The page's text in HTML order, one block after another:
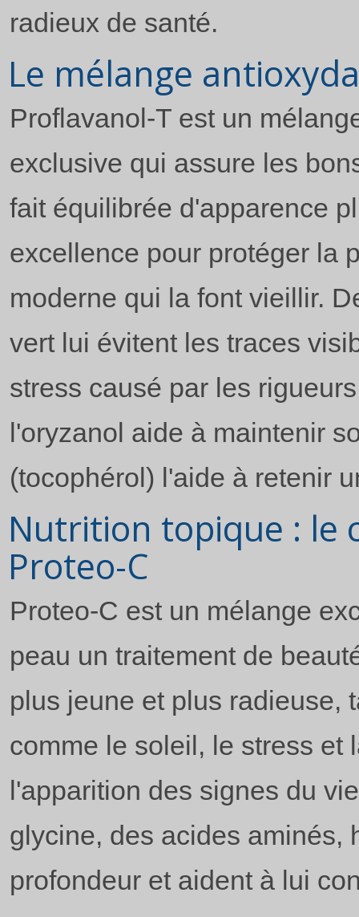
radieux de santé.
Le mélange
Proflavanol-T est un
exclusive qui assure les
fait équilibrée d'apparence
excellence pour protéger la
moderne qui la font vieillir.
vert lui évitent les traces
stress causé par les
l'oryzanol aide à maintenir
(tocophérol) l'aide à retenir
Nutrition topique : le
Proteo-C
Proteo-C est un mélange
peau un traitement de
plus jeune et plus radieuse,
comme le soleil, le stress et
l'apparition des signes du
glycine, des acides aminés,
profondeur et aident à lui